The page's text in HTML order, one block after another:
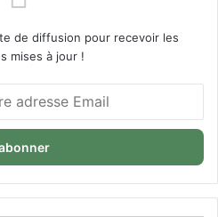
de diffusion pour recevoir les
mises à jour !